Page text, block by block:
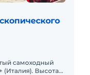
самоходный
(Италия). Высота